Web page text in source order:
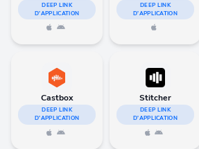
DEEP LINK
D'APPLICATION
DEEP LINK
D'APPLICATION
Castbox
DEEP LINK
D'APPLICATION
Stitcher
DEEP LINK
D'APPLICATION